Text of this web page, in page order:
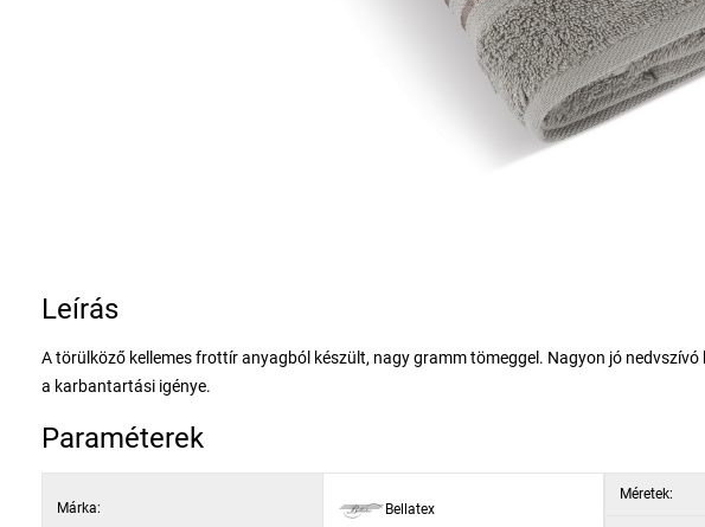
Leírás
A törülköző kellemes frottír anyagból készült, nagy gramm tömeggel. Nagyon jó
a karbantartási igénye.
Paraméterek
Márka: Bellatex
Méretek: